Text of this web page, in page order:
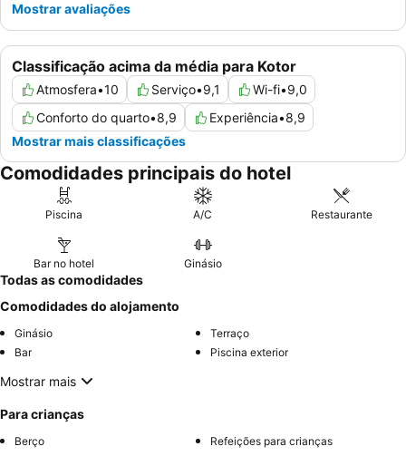
Classificação acima da média para Kotor
Atmosfera•10 Serviço•9,1 Wi-fi•9,0
Conforto do quarto•8,9 Experiência•8,9
Mostrar mais classificações
Mostrar avaliações
Comodidades principais do hotel
Piscina A/C Restaurante
Bar no hotel Ginásio
Todas as comodidades
Comodidades do alojamento
Ginásio
Terraço
Bar
Piscina exterior
Mostrar mais
Para crianças
Berço Refeições para crianças